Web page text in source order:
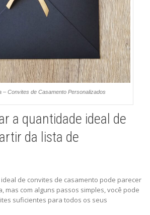
– Convites de Casamento Personalizados
a quantidade ideal de
da lista de
de convites de casamento pode parecer
mas com alguns passos simples, você pode
suficientes para todos os seus